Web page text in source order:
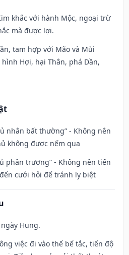
khắc với hành Mộc, ngoại trừ
mà được lợi.
tam hợp với Mão và Mùi
Hợi, hại Thân, phá Dần,
nhân bất thường” - Không nên
không được nếm qua
phân trương” - Không nên tiến
cưới hỏi để tránh ly biệt
Hung.
việc đi vào thế bế tắc, tiến độ